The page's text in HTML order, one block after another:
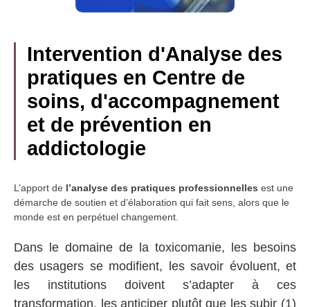
Intervention d'Analyse des
pratiques en Centre de
soins, d'accompagnement
et de prévention en
addictologie
L’apport de l’analyse des pratiques professionnelles est une
démarche de soutien et d’élaboration qui fait sens, alors que le
monde est en perpétuel changement.
Dans le domaine de la toxicomanie, les besoins
des usagers se modifient, les savoir évoluent, et
les institutions doivent s’adapter à ces
transformation, les anticiper plutôt que les subir (1)